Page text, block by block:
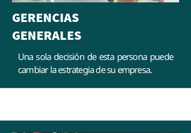
GERENCIAS
GENERALES
Una sola decisión de esta persona puede
cambiar la estrategia de su empresa.